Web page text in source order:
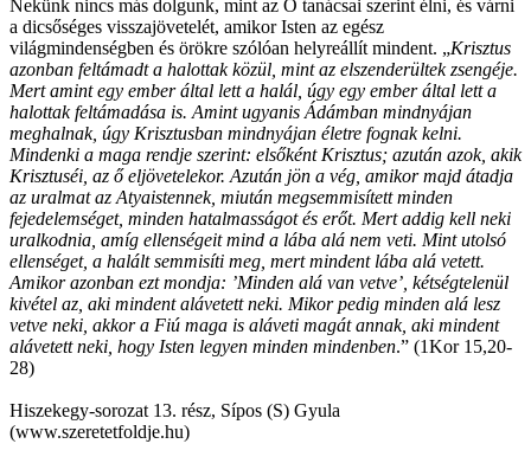
Nekünk nincs más dolgunk, mint az Ő tanácsai szerint élni, és várni
a dicsőséges visszajövetelét, amikor Isten az egész
világmindenségben és örökre szólóan helyreállít mindent. „Krisztus
azonban feltámadt a halottak közül, mint az elszenderültek zsengéje.
Mert amint egy ember által lett a halál, úgy egy ember által lett a
halottak feltámadása is. Amint ugyanis Ádámban mindnyájan
meghalnak, úgy Krisztusban mindnyájan életre fognak kelni.
Mindenki a maga rendje szerint: elsőként Krisztus; azután azok, akik
Krisztuséi, az ő eljövetelekor. Azután jön a vég, amikor majd átadja
az uralmat az Atyaistennek, miután megsemmisített minden
fejedelemséget, minden hatalmasságot és erőt. Mert addig kell neki
uralkodnia, amíg ellenségeit mind a lába alá nem veti. Mint utolsó
ellenséget, a halált semmisíti meg, mert mindent lába alá vetett.
Amikor azonban ezt mondja: ’Minden alá van vetve’, kétségtelenül
kivétel az, aki mindent alávetett neki. Mikor pedig minden alá lesz
vetve neki, akkor a Fiú maga is aláveti magát annak, aki mindent
alávetett neki, hogy Isten legyen minden mindenben.” (1Kor 15,20-
28)
Hiszekegy-sorozat 13. rész, Sípos (S) Gyula
(www.szeretetfoldje.hu)